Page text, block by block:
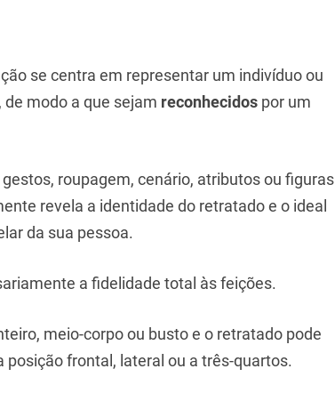
se centra em representar um indivíduo ou
modo a que sejam reconhecidos por um
roupagem, cenário, atributos ou figuras
revela a identidade do retratado e o ideal
da sua pessoa.
a fidelidade total às feições.
meio-corpo ou busto e o retratado pode
posição frontal, lateral ou a três-quartos.